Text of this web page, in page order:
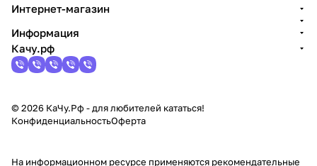
Интернет-магазин
Информация
Качу.рф
© 2026 КаЧу.Рф - для любителей кататься!
КонфиденциальностьОферта
На информационном ресурсе применяются рекомендательные